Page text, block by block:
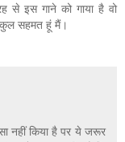
से इस गाने को गाया है वो
सहमत हूं मैं।
नहीं किया है पर ये जरूर